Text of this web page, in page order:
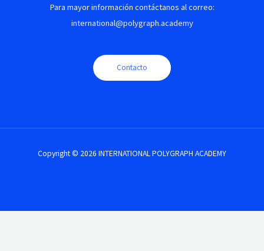
Para mayor información contáctanos al correo:
international@polygraph.academy
Contacto
Copyright © 2026 INTERNATIONAL POLYGRAPH ACADEMY